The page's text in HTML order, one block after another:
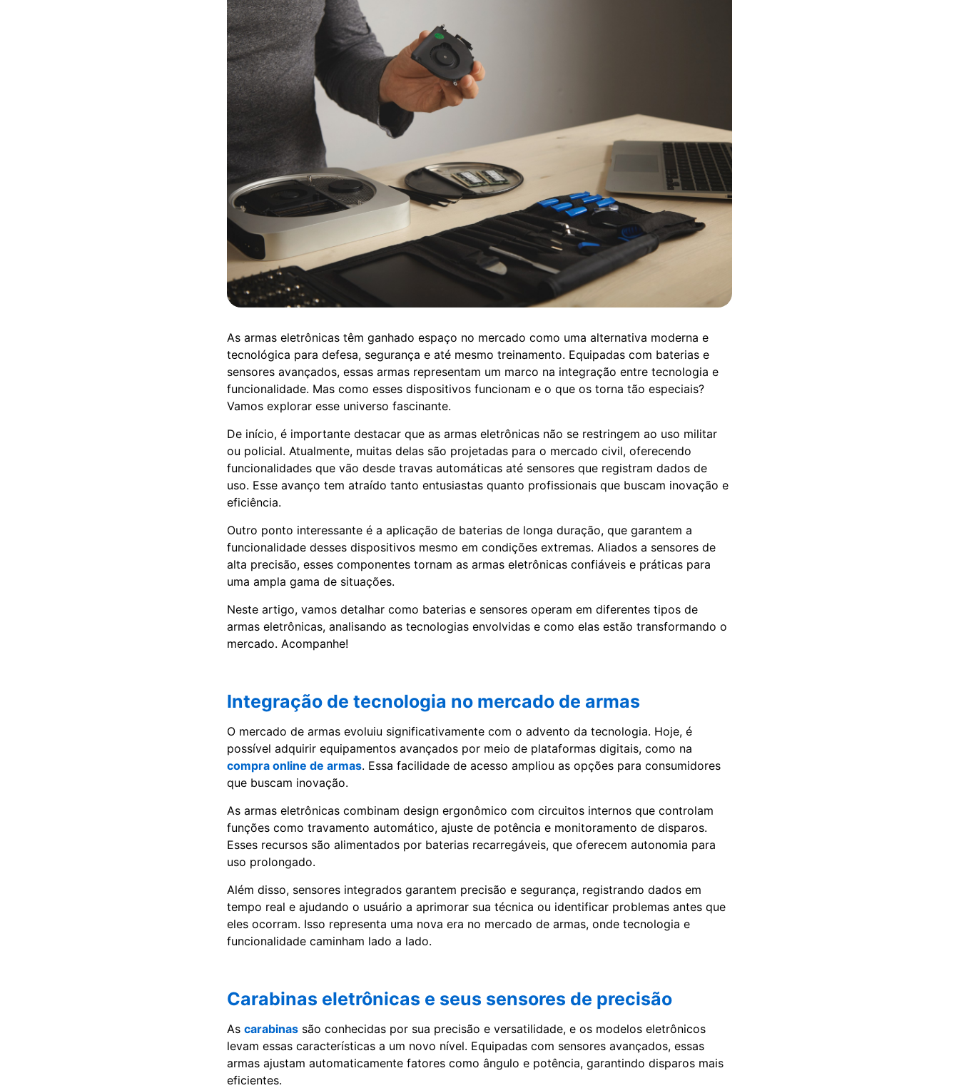
As armas eletrônicas têm ganhado espaço no mercado como uma alternativa moderna e
tecnológica para defesa, segurança e até mesmo treinamento. Equipadas com baterias e
sensores avançados, essas armas representam um marco na integração entre tecnologia e
funcionalidade. Mas como esses dispositivos funcionam e o que os torna tão especiais?
Vamos explorar esse universo fascinante.
De início, é importante destacar que as armas eletrônicas não se restringem ao uso militar
ou policial. Atualmente, muitas delas são projetadas para o mercado civil, oferecendo
funcionalidades que vão desde travas automáticas até sensores que registram dados de
uso. Esse avanço tem atraído tanto entusiastas quanto profissionais que buscam inovação e
eficiência.
Outro ponto interessante é a aplicação de baterias de longa duração, que garantem a
funcionalidade desses dispositivos mesmo em condições extremas. Aliados a sensores de
alta precisão, esses componentes tornam as armas eletrônicas confiáveis e práticas para
uma ampla gama de situações.
Neste artigo, vamos detalhar como baterias e sensores operam em diferentes tipos de
armas eletrônicas, analisando as tecnologias envolvidas e como elas estão transformando o
mercado. Acompanhe!
Integração de tecnologia no mercado de armas
O mercado de armas evoluiu significativamente com o advento da tecnologia. Hoje, é
possível adquirir equipamentos avançados por meio de plataformas digitais, como na
compra online de armas. Essa facilidade de acesso ampliou as opções para consumidores
que buscam inovação.
As armas eletrônicas combinam design ergonômico com circuitos internos que controlam
funções como travamento automático, ajuste de potência e monitoramento de disparos.
Esses recursos são alimentados por baterias recarregáveis, que oferecem autonomia para
uso prolongado.
Além disso, sensores integrados garantem precisão e segurança, registrando dados em
tempo real e ajudando o usuário a aprimorar sua técnica ou identificar problemas antes que
eles ocorram. Isso representa uma nova era no mercado de armas, onde tecnologia e
funcionalidade caminham lado a lado.
Carabinas eletrônicas e seus sensores de precisão
As carabinas são conhecidas por sua precisão e versatilidade, e os modelos eletrônicos
levam essas características a um novo nível. Equipadas com sensores avançados, essas
armas ajustam automaticamente fatores como ângulo e potência, garantindo disparos mais
eficientes.